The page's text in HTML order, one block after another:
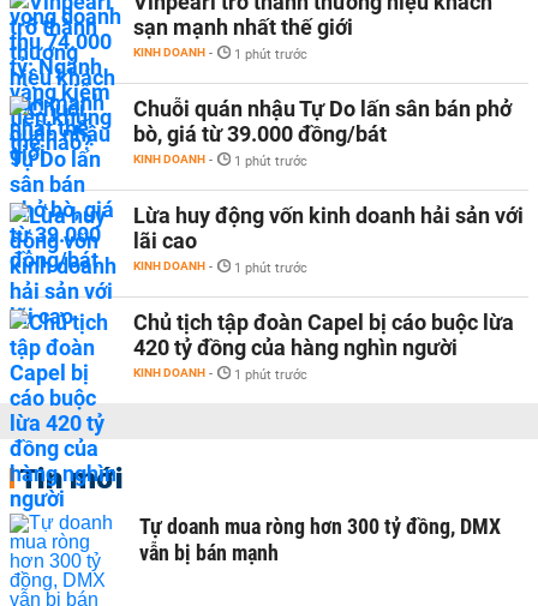
sạn mạnh nhất thế giới
KINH DOANH - 1 phút trước
Chuỗi quán nhậu Tự Do lấn sân bán phở
bò, giá từ 39.000 đồng/bát
KINH DOANH - 1 phút trước
Lừa huy động vốn kinh doanh hải sản với
lãi cao
KINH DOANH - 1 phút trước
Chủ tịch tập đoàn Capel bị cáo buộc lừa
420 tỷ đồng của hàng nghìn người
KINH DOANH - 1 phút trước
Tin mới
Tự doanh mua ròng hơn 300 tỷ đồng, DMX
vẫn bị bán mạnh